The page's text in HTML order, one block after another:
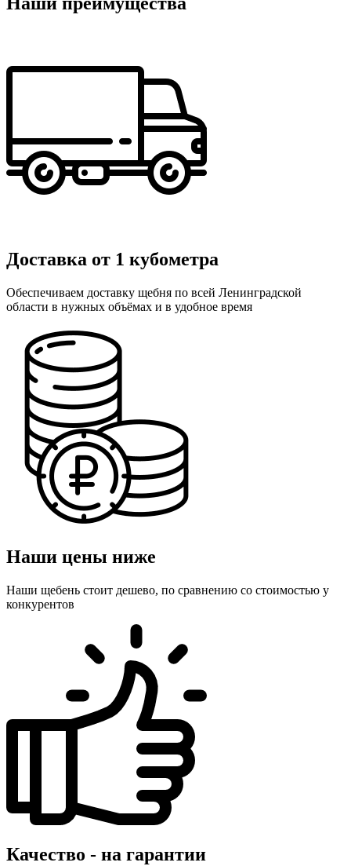
Доставка от 1 кубометра
Обеспечиваем доставку щебня по всей Ленинградской
области в нужных объёмах и в удобное время
Наши цены ниже
Наши щебень стоит дешево, по сравнению со стоимостью у
конкурентов
Качество - на гарантии